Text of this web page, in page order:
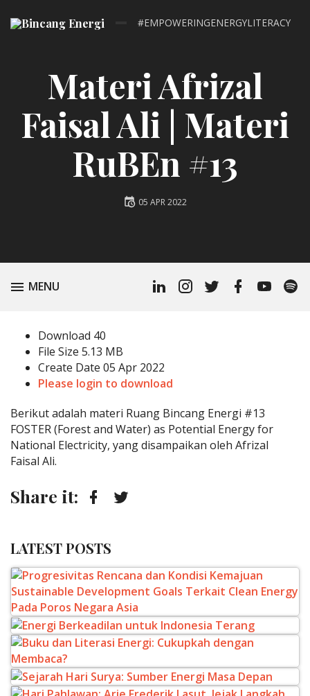
#EMPOWERINGENERGYLITERACY
LinkedinInstagramTwitterFacebookYoutube
Materi Afrizal
Faisal Ali | Materi
RuBEn #13
Posted
05 APR 2022
TOGGLE
MENU
Download 40
File Size 5.13 MB
Create Date 05 Apr 2022
Please login to download
Berikut adalah materi Ruang Bincang Energi #13
FOSTER (Forest and Water) as Potential Energy for
National Electricity, yang disampaikan oleh Afrizal
Faisal Ali.
Share it: Facebook
LATEST POSTS